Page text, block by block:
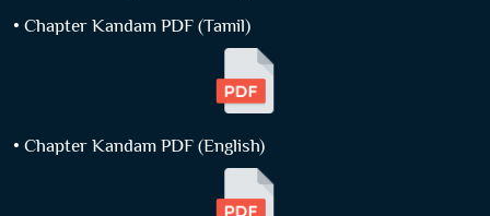
• Chapter Kandam PDF (Tamil)
• Chapter Kandam PDF (English)